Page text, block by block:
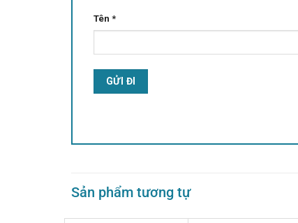
Tên *
Sản phẩm tương tự